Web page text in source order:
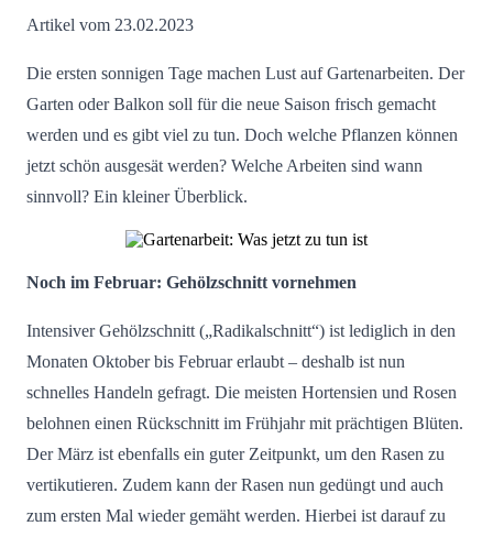
Artikel vom 23.02.2023
Die ersten sonnigen Tage machen Lust auf Gartenarbeiten. Der
Garten oder Balkon soll für die neue Saison frisch gemacht
werden und es gibt viel zu tun. Doch welche Pflanzen können
jetzt schön ausgesät werden? Welche Arbeiten sind wann
sinnvoll? Ein kleiner Überblick.
Noch im Februar: Gehölzschnitt vornehmen
Intensiver Gehölzschnitt („Radikalschnitt“) ist lediglich in den
Monaten Oktober bis Februar erlaubt – deshalb ist nun
schnelles Handeln gefragt. Die meisten Hortensien und Rosen
belohnen einen Rückschnitt im Frühjahr mit prächtigen Blüten.
Der März ist ebenfalls ein guter Zeitpunkt, um den Rasen zu
vertikutieren. Zudem kann der Rasen nun gedüngt und auch
zum ersten Mal wieder gemäht werden. Hierbei ist darauf zu